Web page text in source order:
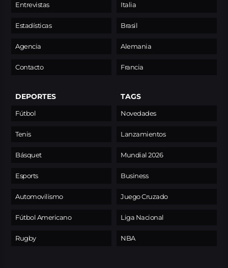
Entrevistas
Estadísticas
Agencia
Contacto
Italia
Brasil
Alemania
Francia
DEPORTES
Fútbol
Tenis
Básquet
Esports
Automovilismo
Fútbol Americano
Rugby
TAGS
Novedades
Lanzamientos
Mundial 2026
Business
Juego Cruzado
Liga Nacional
NBA